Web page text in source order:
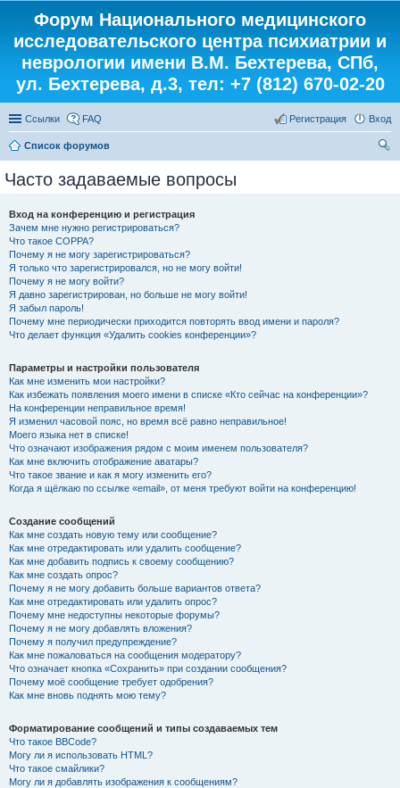
Форум Национального медицинского
исследовательского центра психиатрии и
неврологии имени В.М. Бехтерева, СПб,
ул. Бехтерева, д.3, тел: +7 (812) 670-02-20
Ссылки FAQ Вход
Регистрация
Список форумов
Часто задаваемые вопросы
Вход на конференцию и регистрация
Зачем мне нужно регистрироваться?
Что такое COPPA?
Почему я не могу зарегистрироваться?
Я только что зарегистрировался, но не могу войти!
Почему я не могу войти?
Я давно зарегистрирован, но больше не могу войти!
Я забыл пароль!
Почему мне периодически приходится повторять ввод имени и пароля?
Что делает функция «Удалить cookies конференции»?
Параметры и настройки пользователя
Как мне изменить мои настройки?
Как избежать появления моего имени в списке «Кто сейчас на конференции»?
На конференции неправильное время!
Я изменил часовой пояс, но время всё равно неправильное!
Моего языка нет в списке!
Что означают изображения рядом с моим именем пользователя?
Как мне включить отображение аватары?
Что такое звание и как я могу изменить его?
Когда я щёлкаю по ссылке «email», от меня требуют войти на конференцию!
Создание сообщений
Как мне создать новую тему или сообщение?
Как мне отредактировать или удалить сообщение?
Как мне добавить подпись к своему сообщению?
Как мне создать опрос?
Почему я не могу добавить больше вариантов ответа?
Как мне отредактировать или удалить опрос?
Почему мне недоступны некоторые форумы?
Почему я не могу добавлять вложения?
Почему я получил предупреждение?
Как мне пожаловаться на сообщения модератору?
Что означает кнопка «Сохранить» при создании сообщения?
Почему моё сообщение требует одобрения?
Как мне вновь поднять мою тему?
Форматирование сообщений и типы создаваемых тем
Что такое BBCode?
Могу ли я использовать HTML?
Что такое смайлики?
Могу ли я добавлять изображения к сообщениям?